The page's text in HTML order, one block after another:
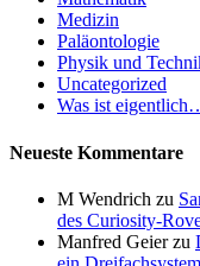
Medizin
Paläontologie
Physik und
Uncategorized
Was ist
Neueste Kommentare
M Wendrich zu
des Curiosity-
Manfred Geierzu